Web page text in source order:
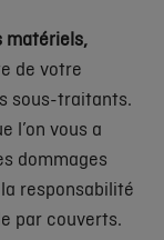
matériels,
de votre
sous-traitants.
l’on vous a
dommages
responsabilité
par couverts.